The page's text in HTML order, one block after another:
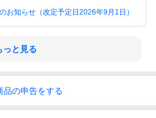
お知らせ（改定予定日2026年9月1日）
っと見る
品の申告をする